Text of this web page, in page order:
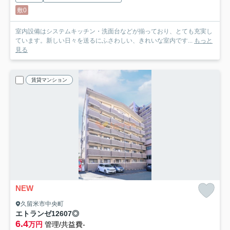
敷0
室内設備はシステムキッチン・洗面台などが揃っており、とても充実し
ています。新しい日々を送るにふさわしい、きれいな室内です...
もっと
見る
賃貸マンション
NEW
久留米市中央町
エトランゼ12607◎
6.4万円 管理/共益費-